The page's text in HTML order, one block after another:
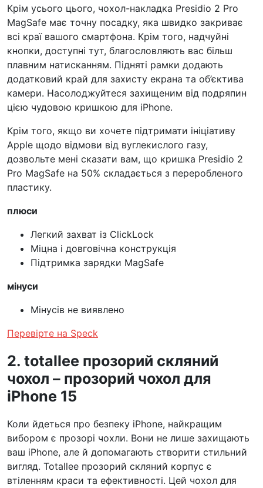
Крім усього цього, чохол-накладка Presidio 2 Pro
MagSafe має точну посадку, яка швидко закриває
всі краї вашого смартфона. Крім того, надчуйні
кнопки, доступні тут, благословляють вас більш
плавним натисканням. Підняті рамки додають
додатковий край для захисту екрана та об’єктива
камери. Насолоджуйтеся захищеним від подряпин
цією чудовою кришкою для iPhone.
Крім того, якщо ви хочете підтримати ініціативу
Apple щодо відмови від вуглекислого газу,
дозвольте мені сказати вам, що кришка Presidio 2
Pro MagSafe на 50% складається з переробленого
пластику.
плюси
Легкий захват із ClickLock
Міцна і довговічна конструкція
Підтримка зарядки MagSafe
мінуси
Мінусів не виявлено
Перевірте на Speck
2. totallee прозорий скляний
чохол – прозорий чохол для
iPhone 15
Коли йдеться про безпеку iPhone, найкращим
вибором є прозорі чохли. Вони не лише захищають
ваш iPhone, але й допомагають створити стильний
вигляд. Totallee прозорий скляний корпус є
втіленням краси та ефективності. Цей чохол для